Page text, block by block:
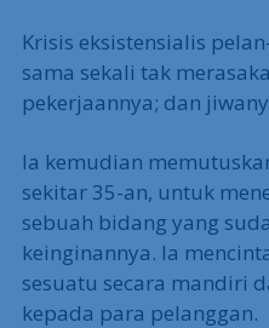
Krisis eksistensialis
sama sekali tak
pekerjaannya; dan
Ia kemudian
sekitar 35-an, untuk
sebuah bidang yang
keinginannya. Ia
sesuatu secara mandiri
kepada para pelanggan.